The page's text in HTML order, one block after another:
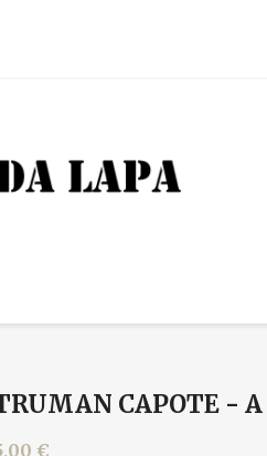
CAPOTE - A
€